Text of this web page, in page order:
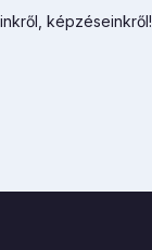
képzéseinkről!